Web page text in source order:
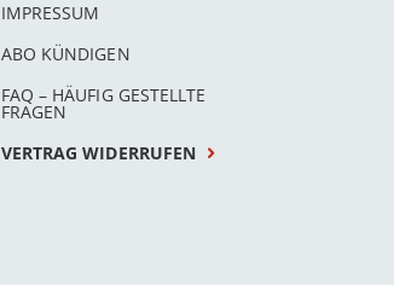
IMPRESSUM
ABO KÜNDIGEN
FAQ – HÄUFIG GESTELLTE
FRAGEN
VERTRAG WIDERRUFEN